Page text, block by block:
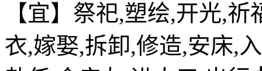
【宜】祭祀,塑绘,开光,祈
衣,嫁娶,拆卸,修造,安床,